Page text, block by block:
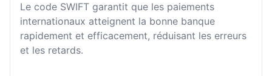
Le code SWIFT garantit que les paiements
internationaux atteignent la bonne banque
rapidement et efficacement, réduisant les erreurs
et les retards.